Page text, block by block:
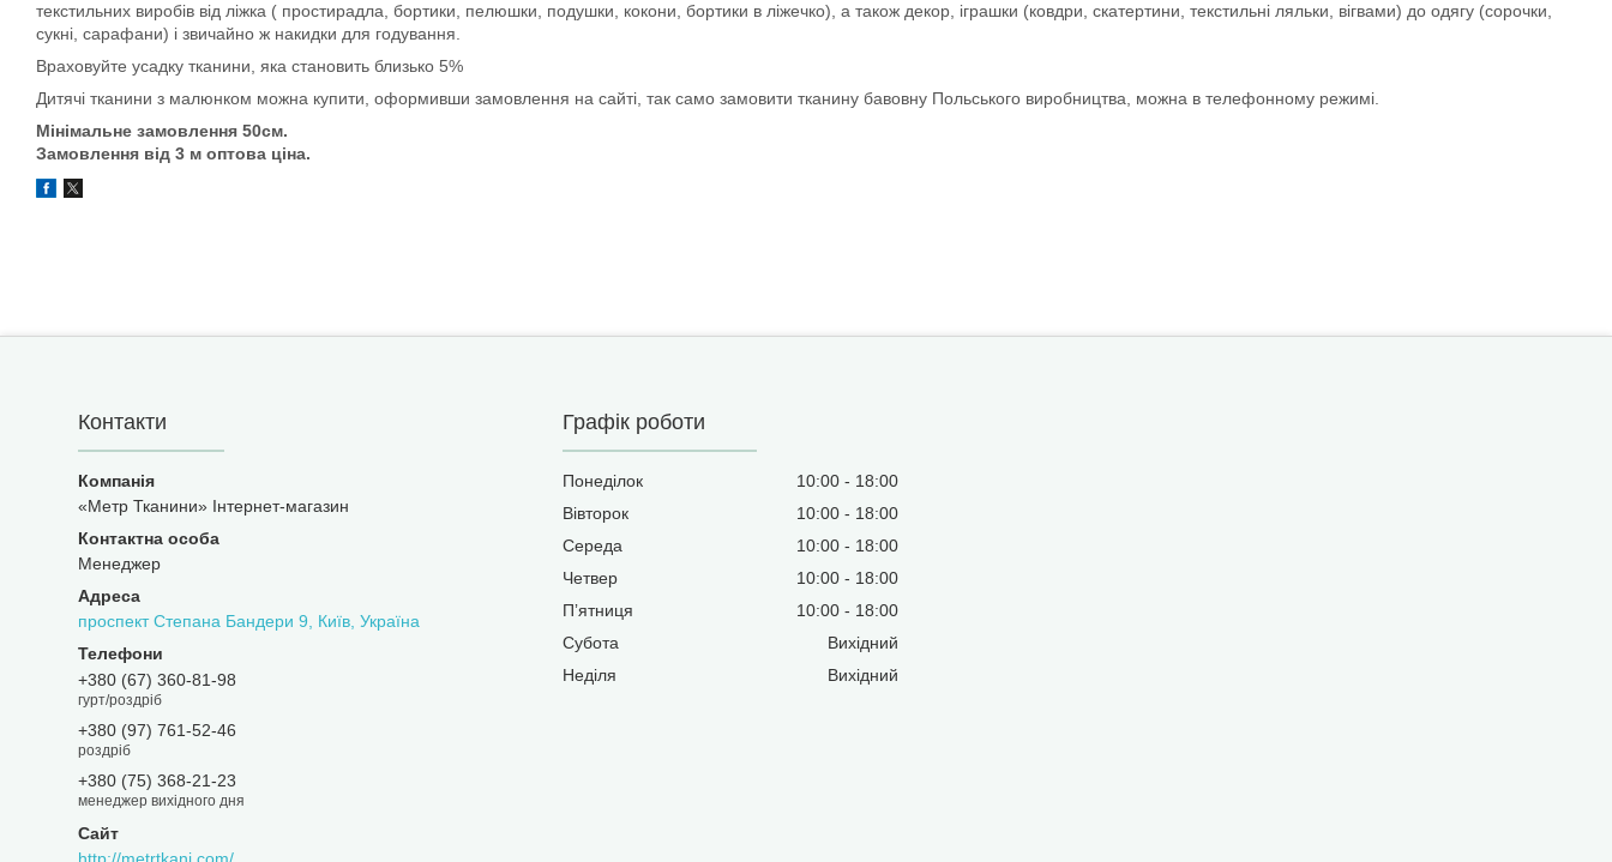
текстильних виробів від ліжка ( простирадла, бортики, пелюшки, подушки, кокони, бортики в ліжечко), а також декор, іграшки (ковдри, скатертини, текстильні ляльки, вігвами) до одягу (сорочки,
сукні, сарафани) і звичайно ж накидки для годування.
Враховуйте усадку тканини, яка становить близько 5%
Дитячі тканини з малюнком можна купити, оформивши замовлення на сайті, так само замовити тканину бавовну Польського виробництва, можна в телефонному режимі.
Мінімальне замовлення 50см.
Замовлення від 3 м оптова ціна.
Контакти
«Метр Тканини» Інтернет-магазин
Менеджер
проспект Степана Бандери 9, Київ, Україна
+380 (67) 360-81-98
гурт/роздріб
+380 (97) 761-52-46
роздріб
+380 (75) 368-21-23
менеджер вихідного дня
http://metrtkani.com/
Графік роботи
Понеділок 10:00
18:00
Вівторок
10:00
18:00
Середа
10:00
18:00
Четвер
10:00
18:00
Пʼятниця
10:00
18:00
Субота
Вихідний
Неділя
Вихідний